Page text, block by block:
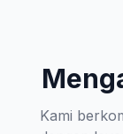
Kami